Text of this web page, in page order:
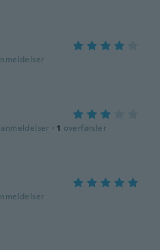
anmeldelser · 1 overførsler